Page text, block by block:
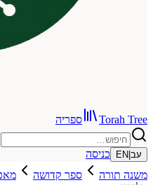
ספריה
כניסה
ספר קדושה מאכלות